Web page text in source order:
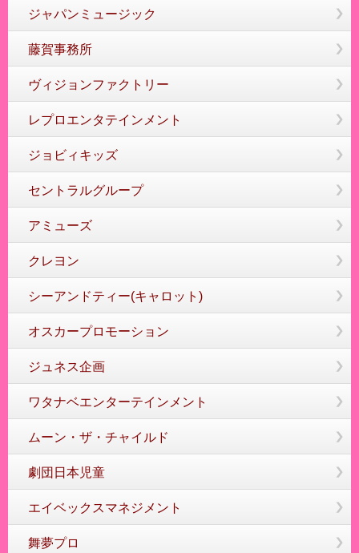
ジャパンミュージック
藤賀事務所
ヴィジョンファクトリー
レプロエンタテインメント
ジョビィキッズ
セントラルグループ
アミューズ
クレヨン
シーアンドティー(キャロット)
オスカープロモーション
ジュネス企画
ワタナベエンターテインメント
ムーン・ザ・チャイルド
劇団日本児童
エイベックスマネジメント
舞夢プロ